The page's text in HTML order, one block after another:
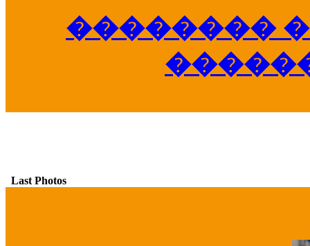
��������
Last Photos